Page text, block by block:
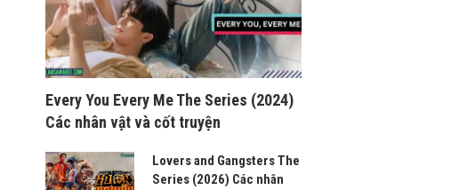
Every You Every Me The Series (2024)
Các nhân vật và cốt truyện
Lovers and Gangsters The
Series (2026) Các nhân